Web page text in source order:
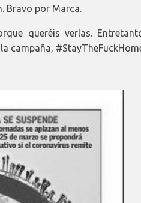
Bravo por Marca.
queréis verlas.
campaña,